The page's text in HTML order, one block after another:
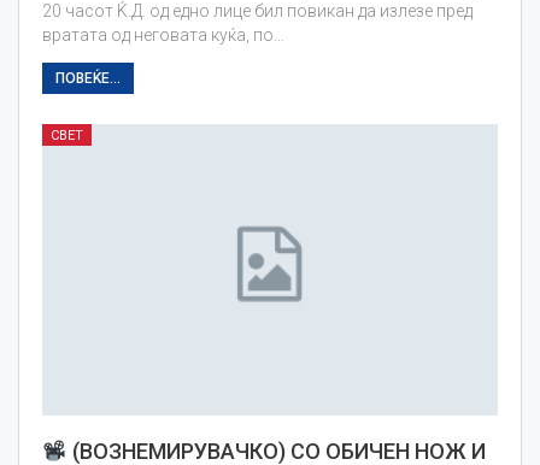
20 часот Ќ.Д. од едно лице бил повикан да излезе пред
вратата од неговата куќа, по…
ПОВЕЌЕ...
СВЕТ
(ВОЗНЕМИРУВАЧКО) СО ОБИЧЕН НОЖ И